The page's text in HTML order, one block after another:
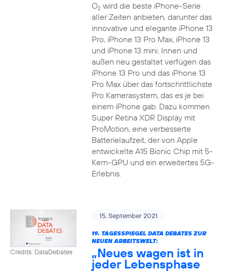
O2wird die beste iPhone-Serie
aller Zeiten anbieten, darunter das
innovative und elegante iPhone 13
Pro, iPhone 13 Pro Max, iPhone 13
und iPhone 13 mini. Innen und
außen neu gestaltet verfügen das
iPhone 13 Pro und das iPhone 13
Pro Max über das fortschrittlichste
Pro Kamerasystem, das es je bei
einem iPhone gab. Dazu kommen
Super Retina XDR Display mit
ProMotion, eine verbesserte
Batterielaufzeit, der von Apple
entwickelte A15 Bionic Chip mit 5-
Kern-GPU und ein erweitertes 5G-
Erlebnis.
Credits: DataDebates
15. September 2021
19. TAGESSPIEGEL DATA DEBATES ZUR
NEUEN ARBEITSWELT:
„Neues wagen ist in
jeder Lebensphase